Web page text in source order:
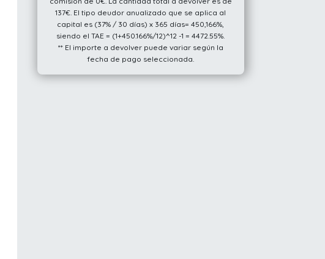
137€. El tipo deudor anualizado que se aplica al
capital es (37% / 30 días) x 365 días= 450,166%,
siendo el TAE = (1+450.166%/12)^12 -1 = 4472.55%.
** El importe a devolver puede variar según la
fecha de pago seleccionada.